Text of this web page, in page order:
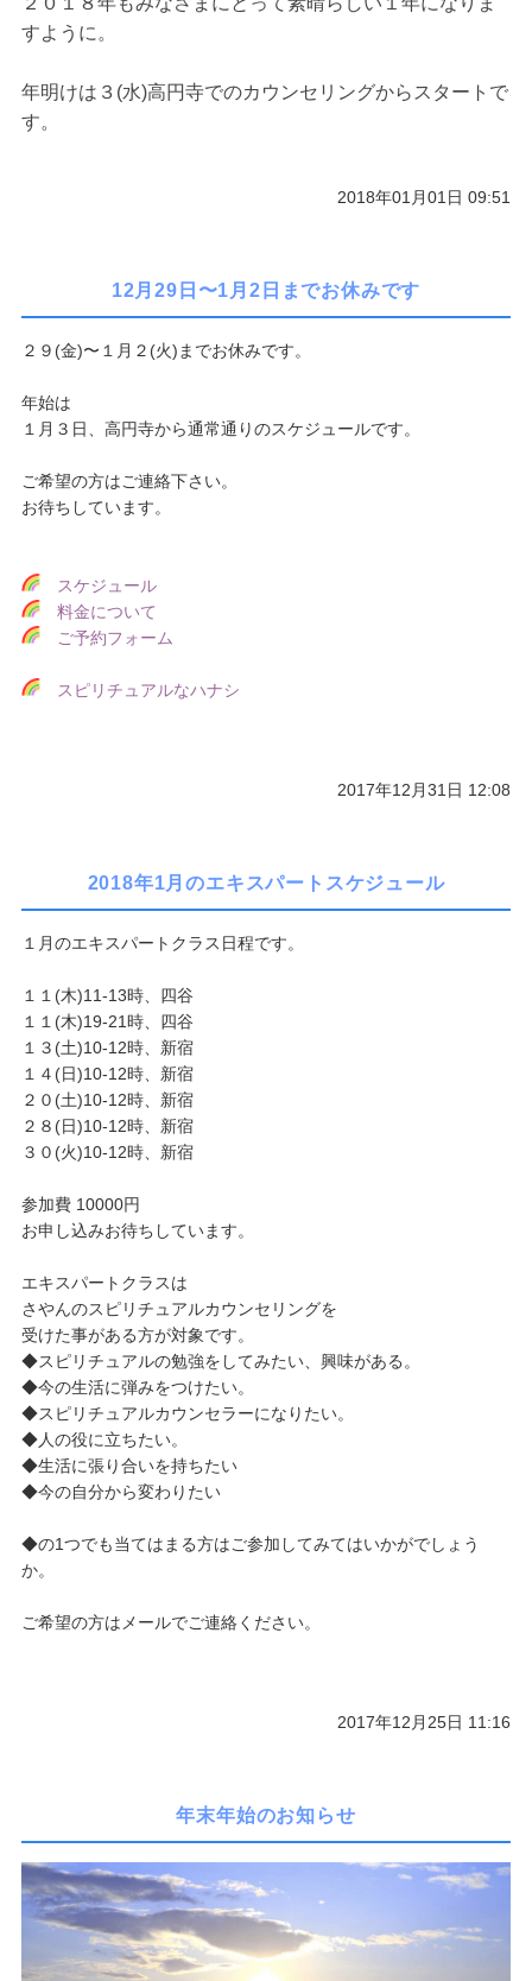
すように。
年明けは３(水)高円寺でのカウンセリングからスタートで
す。
2018年01月01日 09:51
12月29日〜1月2日までお休みです
２９(金)〜１月２(火)までお休みです。
年始は
１月３日、高円寺から通常通りのスケジュールです。
ご希望の方はご連絡下さい。
お待ちしています。
スケジュール
料金について
ご予約フォーム
スピリチュアルなハナシ
2017年12月31日 12:08
2018年1月のエキスパートスケジュール
１月のエキスパートクラス日程です。
１１(木)11-13時、四谷
１１(木)19-21時、四谷
１３(土)10-12時、新宿
１４(日)10-12時、新宿
２０(土)10-12時、新宿
２８(日)10-12時、新宿
３０(火)10-12時、新宿
参加費 10000円
お申し込みお待ちしています。
エキスパートクラスは
さやんのスピリチュアルカウンセリングを
受けた事がある方が対象です。
◆スピリチュアルの勉強をしてみたい、興味がある。
◆今の生活に弾みをつけたい。
◆スピリチュアルカウンセラーになりたい。
◆人の役に立ちたい。
◆生活に張り合いを持ちたい
◆今の自分から変わりたい
◆の1つでも当てはまる方はご参加してみてはいかがでしょう
か。
ご希望の方はメールでご連絡ください。
2017年12月25日 11:16
年末年始のお知らせ